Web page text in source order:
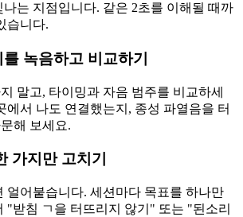
는 지점입니다. 같은 2초를 이해될 때까
습니다.
녹음하고 비교하기
말고, 타이밍과 자음 범주를 비교하세
에서 나도 연결했는지, 종성 파열음을 터
해 보세요.
가지만 고치기
얼어붙습니다. 세션마다 목표를 하나만
"받침 ㄱ을 터뜨리지 않기" 또는 "된소리